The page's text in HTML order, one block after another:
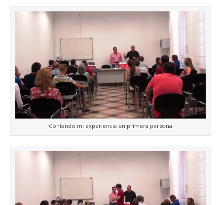
Contando mi experiencia en primera persona